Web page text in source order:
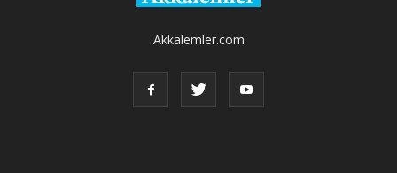
Akkalemler.com